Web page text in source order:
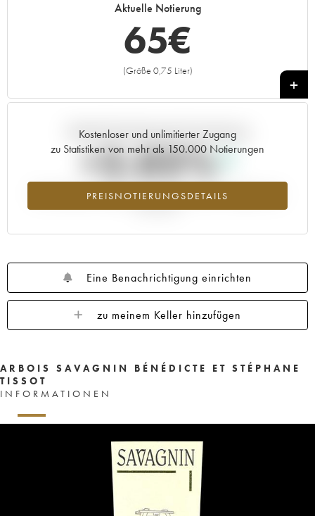
Aktuelle Notierung
65€
(Größe 0,75 Liter)
+
Kostenloser und unlimitierter Zugang
zu Statistiken von mehr als 150.000 Notierungen
PREISNOTIERUNGSDETAILS
Aktuelle Entwicklung der Preisnotierung
+2.02%
Preisanstiegs des Jahrgangs 2017 im Jahr 2026 im Vergleich zum
Eine Benachrichtigung einrichten
zu meinem Keller hinzufügen
ARBOIS SAVAGNIN BÉNÉDICTE ET STÉPHANE
TISSOT
INFORMATIONEN